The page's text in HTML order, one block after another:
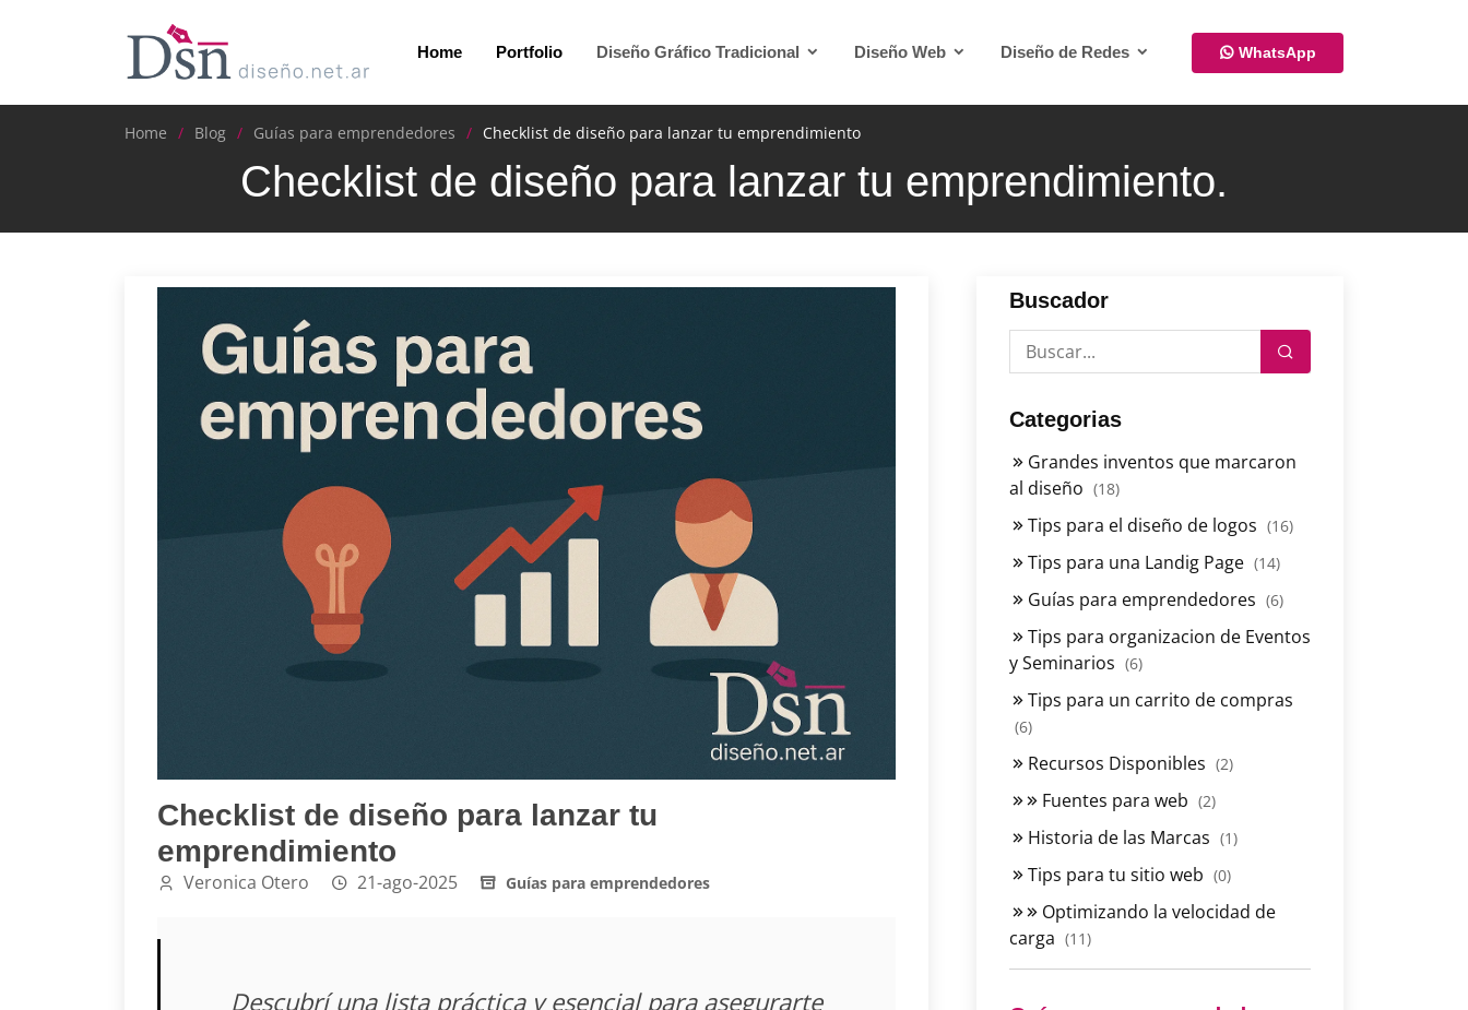
Home Portfolio Diseño Gráfico Tradicional Diseño Web Diseño de Redes WhatsApp
Home Blog Guías para emprendedores Checklist de diseño para lanzar tu emprendimiento
Checklist de diseño para lanzar tu emprendimiento.
Checklist de diseño para lanzar tu
emprendimiento
Veronica Otero 21-ago-2025 Guías para emprendedores
Descubrí una lista práctica y esencial para asegurarte
Buscador
Categorias
Grandes inventos que marcaron
al diseño (18)
Tips para el diseño de logos (16)
Tips para una Landig Page (14)
Guías para emprendedores (6)
Tips para organizacion de Eventos
y Seminarios (6)
Tips para un carrito de compras
(6)
Recursos Disponibles (2)
Fuentes para web (2)
Historia de las Marcas (1)
Tips para tu sitio web (0)
Optimizando la velocidad de
carga (11)